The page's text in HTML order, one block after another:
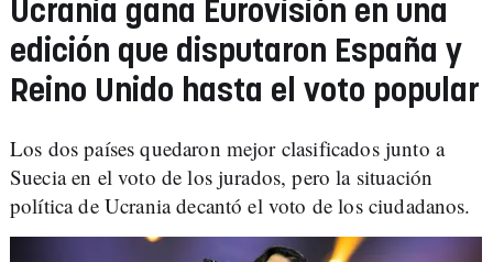
Ucrania gana Eurovisión en una
edición que disputaron España y
Reino Unido hasta el voto popular
Los dos países quedaron mejor clasificados junto a
Suecia en el voto de los jurados, pero la situación
política de Ucrania decantó el voto de los ciudadanos.